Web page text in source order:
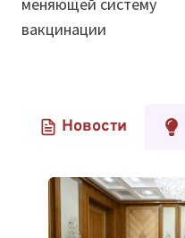
вакцинации
Новости